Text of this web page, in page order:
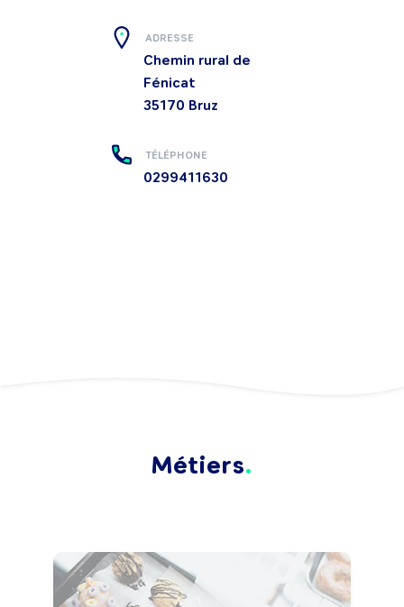
ADRESSE
Chemin rural de
Fénicat
35170 Bruz
TÉLÉPHONE
0299411630
Métiers